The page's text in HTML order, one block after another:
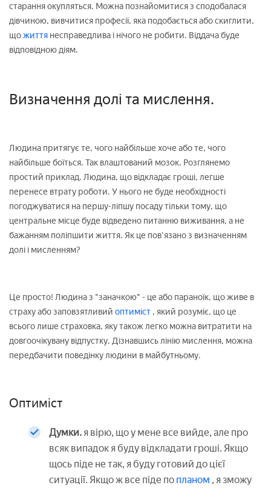
старання окупляться. Можна познайомитися з сподобалася
дівчиною, вивчитися професії, яка подобається або скиглити,
щожиття несправедлива і нічого не робити. Віддача буде
відповідною діям.
Визначення долі та мислення.
Людина притягує те, чого найбільше хоче або те, чого
найбільше боїться. Так влаштований мозок. Розглянемо
простий приклад. Людина, що відкладає гроші, легше
перенесе втрату роботи. У нього не буде необхідності
погоджуватися на першу-ліпшу посаду тільки тому, що
центральне місце буде відведено питанню виживання, а не
бажанням поліпшити життя. Як це пов'язано з визначенням
долі і мисленням?
Це просто! Людина з "заначкою" - це або параноїк, що живе в
страху або заповзятливий оптиміст , який розуміє, що це
всього лише страховка, яку також легко можна витратити на
довгоочікувану відпустку. Дізнавшись лінію мислення, можна
передбачити поведінку людини в майбутньому.
Оптиміст
Думки. я вірю, що у мене все вийде, але про
всяк випадок я буду відкладати гроші. Якщо
щось піде не так, я буду готовий до цієї
ситуації. Якщо ж все піде по планом , я зможу